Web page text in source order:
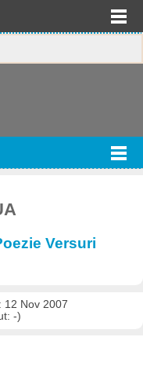
Versuri
12 Nov 2007
-)